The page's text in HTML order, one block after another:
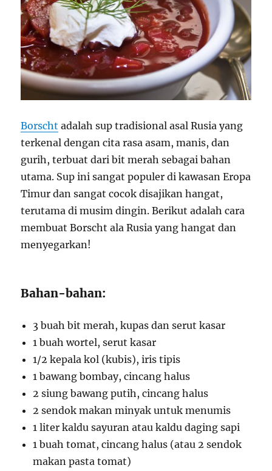
Borscht adalah sup tradisional asal Rusia yang
terkenal dengan cita rasa asam, manis, dan
gurih, terbuat dari bit merah sebagai bahan
utama. Sup ini sangat populer di kawasan Eropa
Timur dan sangat cocok disajikan hangat,
terutama di musim dingin. Berikut adalah cara
membuat Borscht ala Rusia yang hangat dan
menyegarkan!
Bahan-bahan:
3 buah bit merah, kupas dan serut kasar
1 buah wortel, serut kasar
1/2 kepala kol (kubis), iris tipis
1 bawang bombay, cincang halus
2 siung bawang putih, cincang halus
2 sendok makan minyak untuk menumis
1 liter kaldu sayuran atau kaldu daging sapi
1 buah tomat, cincang halus (atau 2 sendok
makan pasta tomat)